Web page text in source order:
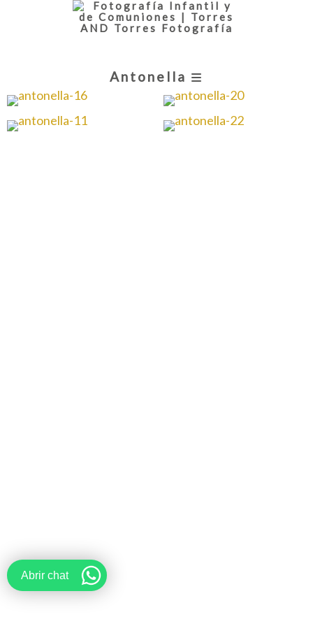
Antonella
Abrir chat